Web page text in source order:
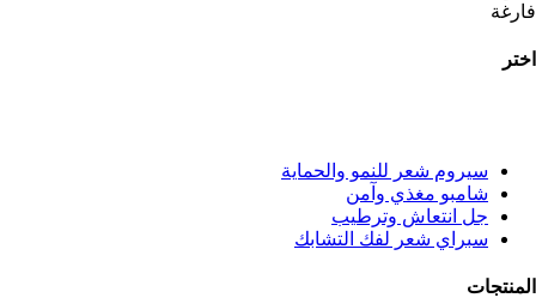
فارغة
اختر
سيروم شعر للنمو والحماية
شامبو مغذي وآمن
جل انتعاش وترطيب
سبراي شعر لفك التشابك
المنتجات